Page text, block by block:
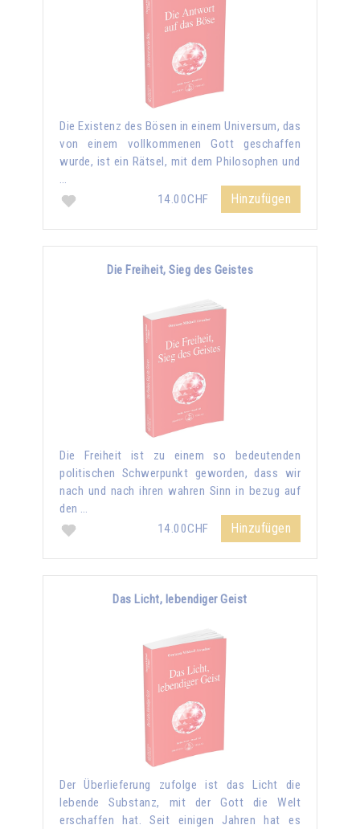
Die Existenz des Bösen in einem Universum, das
von einem vollkommenen Gott geschaffen
wurde, ist ein Rätsel, mit dem Philosophen und
…
14.00CHF
Hinzufügen
Die Freiheit, Sieg des Geistes
Die Freiheit ist zu einem so bedeutenden
politischen Schwerpunkt geworden, dass wir
nach und nach ihren wahren Sinn in bezug auf
den …
14.00CHF
Hinzufügen
Das Licht, lebendiger Geist
Der Überlieferung zufolge ist das Licht die
lebende Substanz, mit der Gott die Welt
erschaffen hat. Seit einigen Jahren hat es